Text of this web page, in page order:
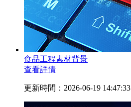
食品工程素材背景
查看詳情
更新時間：2026-06-19 14:47:33